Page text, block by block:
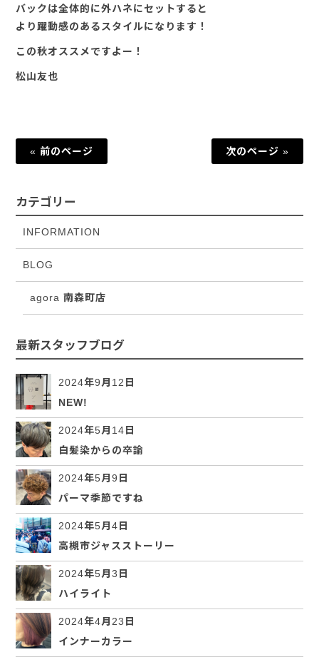
バックは全体的に外ハネにセットすると
より躍動感のあるスタイルになります！
この秋オススメですよー！
松山友也
« 前のページ 次のページ »
カテゴリー
INFORMATION
BLOG
agora 南森町店
最新スタッフブログ
2024年9月12日
NEW!
2024年5月14日
白髪染からの卒論
2024年5月9日
パーマ季節ですね
2024年5月4日
高槻市ジャスストーリー
2024年5月3日
ハイライト
2024年4月23日
インナーカラー